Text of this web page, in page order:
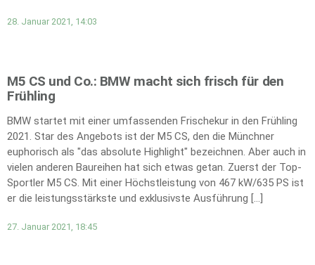
28. Januar 2021, 14:03
M5 CS und Co.: BMW macht sich frisch für den
Frühling
BMW startet mit einer umfassenden Frischekur in den Frühling
2021. Star des Angebots ist der M5 CS, den die Münchner
euphorisch als "das absolute Highlight" bezeichnen. Aber auch in
vielen anderen Baureihen hat sich etwas getan. Zuerst der Top-
Sportler M5 CS. Mit einer Höchstleistung von 467 kW/635 PS ist
er die leistungsstärkste und exklusivste Ausführung […]
27. Januar 2021, 18:45